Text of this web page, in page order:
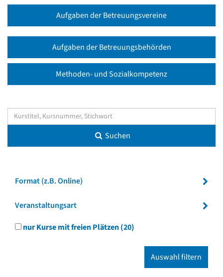
Aufgaben der Betreuungsvereine
Aufgaben der Betreuungsbehörden
Methoden- und Sozialkompetenz
Suchen
Format (z.B. Online)
Veranstaltungsart
nur Kurse mit freien Plätzen(20)